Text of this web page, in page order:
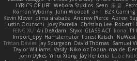
LYRICS OF LIFE Webora Studios Sean 乐 音
Roman Vyborny John Woodall an l BZK Gaming
Kevin Klever dima sirababa Andrew Pierce Артем
Iustin Ocunschi
Joey Parrella Christian Lee Robert
FENG XU Ali DeAdam Styxx GLASS ACT kona T1
Import_bpy Hamsternator Forest Katsch NuWest
Tristan Davies Jay Spurgeon David Thomas Samuel
Taylor Williams Vasily Nikoloz Todua ma de
John Dykes Yihui Xiong Jay Renteria Lucie